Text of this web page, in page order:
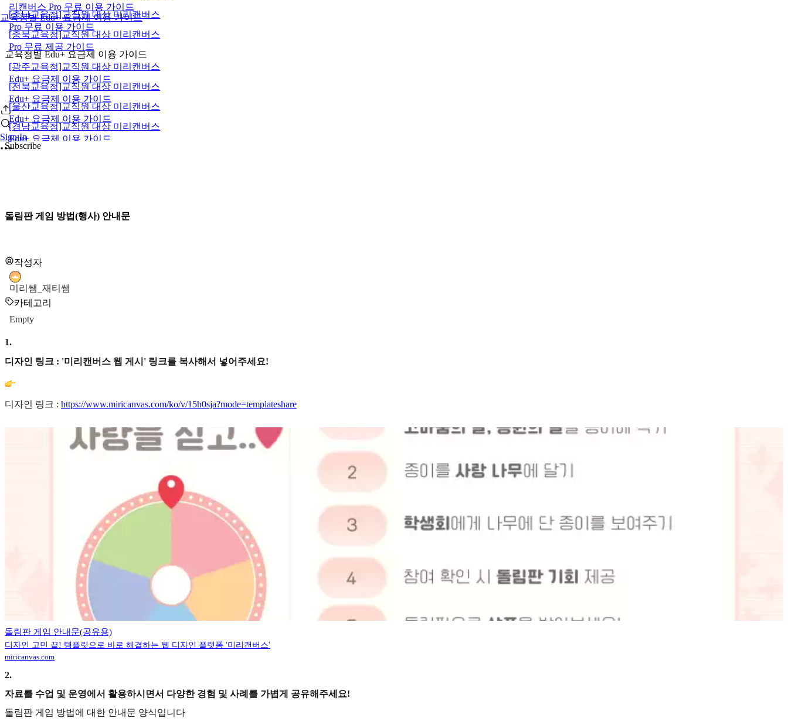
교육청별 Edu+ 요금제 이용 가이드
Sign In
리캔버스 Pro 무료 이용 가이드
[충남교육청]교직원 대상 미리캔버스
Pro 무료 이용 가이드
[충북교육청]교직원 대상 미리캔버스
Pro 무료 제공 가이드
교육청별 Edu+ 요금제 이용 가이드
[광주교육청]교직원 대상 미리캔버스
Edu+ 요금제 이용 가이드
[전북교육청]교직원 대상 미리캔버스
Edu+ 요금제 이용 가이드
[울산교육청]교직원 대상 미리캔버스
Edu+ 요금제 이용 가이드
[경남교육청]교직원 대상 미리캔버스
Edu+ 요금제 이용 가이드
Subscribe
돌림판 게임 방법(행사) 안내문
작성자
미리쌤_재티쌤
카테고리
Empty
1.
디자인 링크 : '미리캔버스 웹 게시' 링크를 복사해서 넣어주세요!
디자인 링크 : https://www.miricanvas.com/ko/v/15h0sja?mode=templateshare
돌림판 게임 안내문(공유용)
디자인 고민 끝! 템플릿으로 바로 해결하는 웹 디자인 플랫폼 '미리캔버스'
miricanvas.com
2.
자료를 수업 및 운영에서 활용하시면서 다양한 경험 및 사례를 가볍게 공유해주세요!
돌림판 게임 방법에 대한 안내문 양식입니다